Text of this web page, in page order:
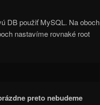
DB použiť MySQL. Na oboch
nastavíme rovnaké root
preto nebudeme